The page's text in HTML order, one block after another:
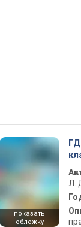
показать
обложку
Л.